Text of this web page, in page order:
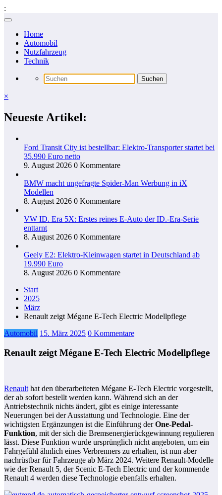
:
Zum
springenHome
Automobil
Nutzfahrzeug
Technik
×
Neueste Artikel:
Ford Transit City ist bestellbar: Elektro-Transporter startet bei
35.990 Euro netto
9. August 2026 0 Kommentare
BMW macht ungefragte Spider-Man Werbung in iX
Modellen
8. August 2026 0 Kommentare
VW ID. Era 5X: Erstes reines E-Auto der ID.-Era-Serie
enttarnt
8. August 2026 0 Kommentare
Geely E2: Elektro-Kleinwagen startet in Deutschland ab
19.990 Euro
8. August 2026 0 Kommentare
Start
2025
März
Renault zeigt Mégane E-Tech Electric Modellpflege
Automobil 15. März 2025 0 Kommentare
Renault zeigt Mégane E-Tech Electric Modellpflege
Renault hat den überarbeiteten Mégane E-Tech Electric vorgestellt,
der ab sofort bestellt werden kann. Während sich an der
Antriebstechnik nichts ändert, gibt es einige interessante
Neuerungen bei der Ausstattung und Technologie. Eine der
wichtigsten Ergänzungen ist die Einführung derOne-Pedal-
Funktion, mit der sich die Bremsenergierückgewinnung regulieren
lässt. Diese Funktion wurde ursprünglich nicht angeboten, um ein
Fahrgefühl ähnlich eines Verbrenners zu erhalten, ist nun aber
nachrüstbar für Fahrzeuge ab März 2024. Weitere Renault-Modelle
wie der Renault 5, der Scenic E-Tech Electric und der kommende
Renault 4 werden diese Technologie ebenfalls erhalten.